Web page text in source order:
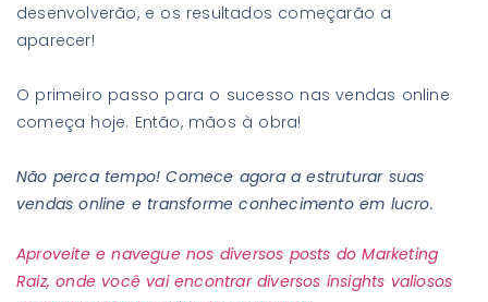
desenvolverão, e os resultados começarão a
aparecer!
O primeiro passo para o sucesso nas vendas online
começa hoje. Então, mãos à obra!
Não perca tempo! Comece agora a estruturar suas
vendas online e transforme conhecimento em lucro.
Aproveite e navegue nos diversos posts do Marketing
Raiz, onde você vai encontrar diversos insights valiosos